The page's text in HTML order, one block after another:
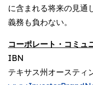
に含まれる将来の見通
義務も負わない。
コーポレート・コミュ
IBN
テキサス州オースティ